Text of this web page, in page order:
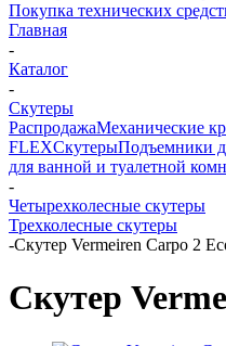
Покупка технических
Главная
-
Каталог
-
Скутеры
РаспродажаМеханические
FLEXСкутерыПодъемники
для ванной и туалетной
-
Четырехколесные скутеры
Трехколесные скутеры
-Скутер Vermeiren Carpo 2
Скутер